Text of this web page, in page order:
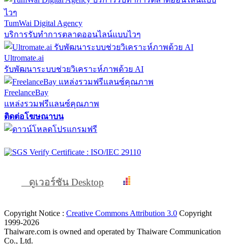
TumWai Digital Agency
บริการรับทำการตลาดออนไลน์แบบไวๆ
Ultromate.ai
รับพัฒนาระบบช่วยวิเคราะห์ภาพด้วย AI
FreelanceBay
แหล่งรวมฟรีแลนซ์คุณภาพ
ติดต่อโฆษณาบน
ดูเวอร์ชัน Desktop
Copyright Notice : Creative Commons Attribution 3.0 Copyright
1999-2026
Thaiware.com is owned and operated by Thaiware Communication
Co., Ltd.